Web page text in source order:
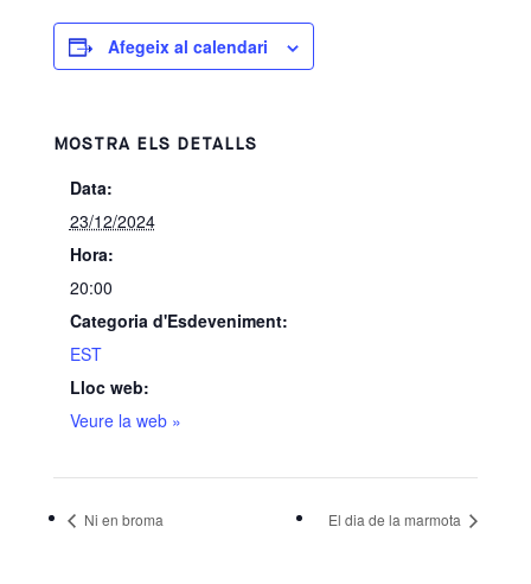
Afegeix al calendari
MOSTRA ELS DETALLS
Data:
23/12/2024
Hora:
20:00
Categoria d'Esdeveniment:
EST
Lloc web:
Veure la web »
Ni en broma El dia de la marmota